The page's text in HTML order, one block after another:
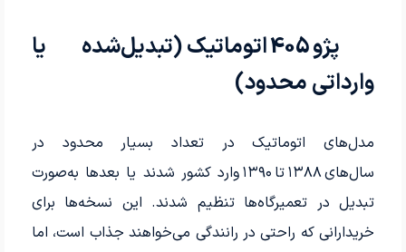
پژو 405 اتوماتیک (تبدیل‌شده یا
وارداتی محدود)
مدل‌های اتوماتیک در تعداد بسیار محدود در
سال‌های ۱۳۸۸ تا ۱۳۹۰ وارد کشور شدند یا بعدها به‌صورت
تبدیل در تعمیرگاه‌ها تنظیم شدند. این نسخه‌ها برای
خریدارانی که راحتی در رانندگی می‌خواهند جذاب است، اما